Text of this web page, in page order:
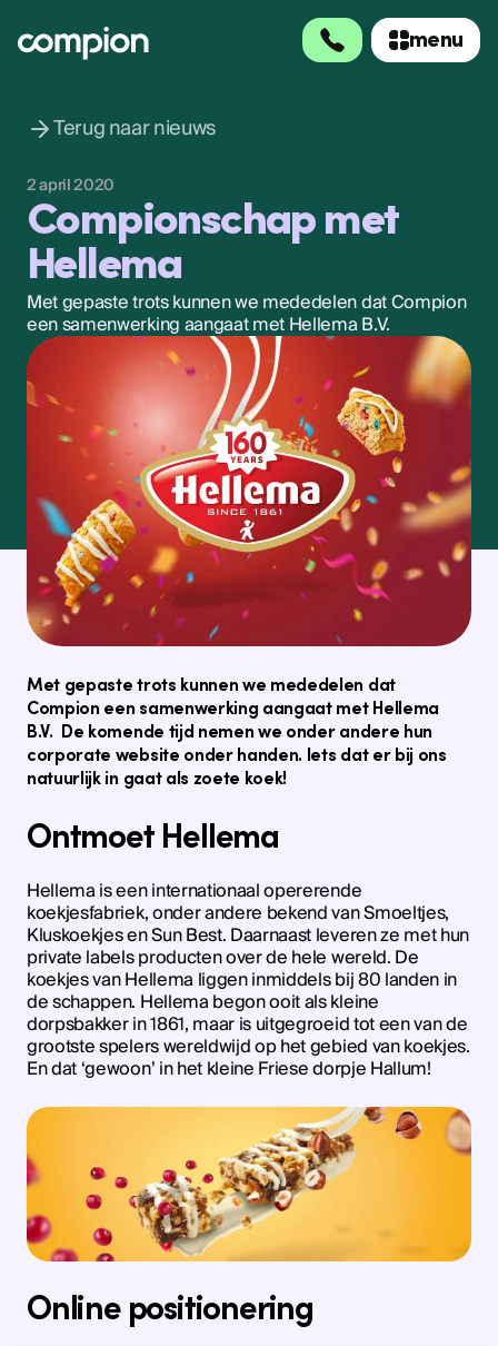
menu
Terug naar nieuws
2 april 2020
Compionschap met
Hellema
Met gepaste trots kunnen we mededelen dat Compion
een samenwerking aangaat met Hellema B.V.
Met gepaste trots kunnen we mededelen dat
Compion een samenwerking aangaat met Hellema
B.V. De komende tijd nemen we onder andere hun
corporate website onder handen. Iets dat er bij ons
natuurlijk in gaat als zoete koek!
Ontmoet Hellema
Hellema is een internationaal opererende
koekjesfabriek, onder andere bekend van Smoeltjes,
Kluskoekjes en Sun Best. Daarnaast leveren ze met hun
private labels producten over de hele wereld. De
koekjes van Hellema liggen inmiddels bij 80 landen in
de schappen. Hellema begon ooit als kleine
dorpsbakker in 1861, maar is uitgegroeid tot een van de
grootste spelers wereldwijd op het gebied van koekjes.
En dat ‘gewoon’ in het kleine Friese dorpje Hallum!
Online positionering